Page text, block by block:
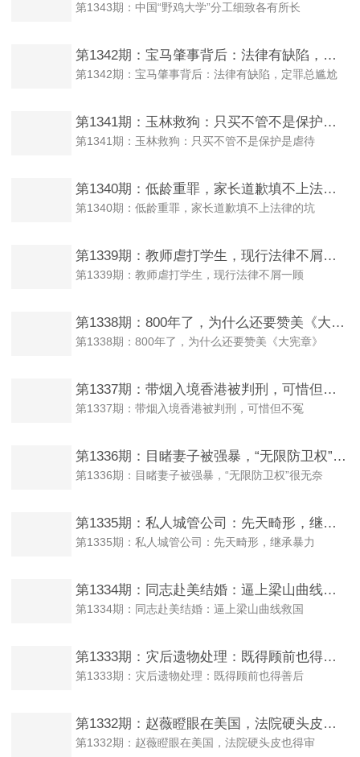
第1343期：中国“野鸡大学”分工细致各有所长
第1342期：宝马肇事背后：法律有缺陷，定罪总尴尬
第1342期：宝马肇事背后：法律有缺陷，定罪总尴尬
第1341期：玉林救狗：只买不管不是保护是虐待
第1341期：玉林救狗：只买不管不是保护是虐待
第1340期：低龄重罪，家长道歉填不上法律的坑
第1340期：低龄重罪，家长道歉填不上法律的坑
第1339期：教师虐打学生，现行法律不屑一顾
第1339期：教师虐打学生，现行法律不屑一顾
第1338期：800年了，为什么还要赞美《大宪章》
第1338期：800年了，为什么还要赞美《大宪章》
第1337期：带烟入境香港被判刑，可惜但不冤
第1337期：带烟入境香港被判刑，可惜但不冤
第1336期：目睹妻子被强暴，“无限防卫权”很无奈
第1336期：目睹妻子被强暴，“无限防卫权”很无奈
第1335期：私人城管公司：先天畸形，继承暴力
第1335期：私人城管公司：先天畸形，继承暴力
第1334期：同志赴美结婚：逼上梁山曲线救国
第1334期：同志赴美结婚：逼上梁山曲线救国
第1333期：灾后遗物处理：既得顾前也得善后
第1333期：灾后遗物处理：既得顾前也得善后
第1332期：赵薇瞪眼在美国，法院硬头皮也得审
第1332期：赵薇瞪眼在美国，法院硬头皮也得审